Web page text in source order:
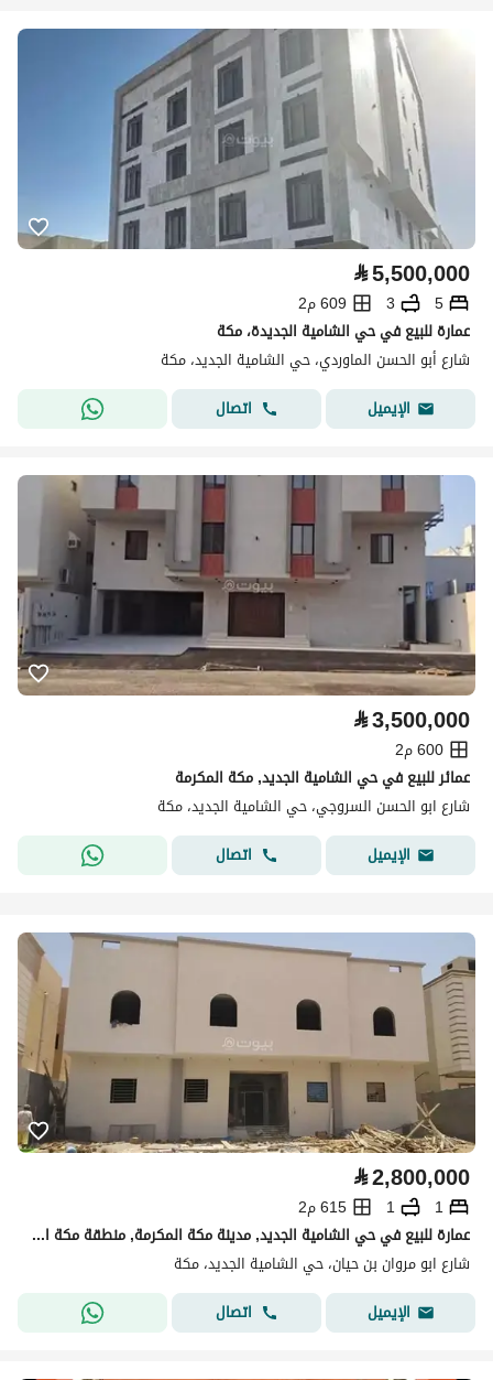
⃁5,500,000
5
3
609 م2
عمارة للبيع في حي الشامية الجديدة، مكة
شارع أبو الحسن الماوردي، حي الشامية الجديد، مكة
الإيميل
اتصال
⃁3,500,000
600 م2
عمائر للبيع في حي الشامية الجديد, مكة المكرمة
شارع ابو الحسن السروجي، حي الشامية الجديد، مكة
الإيميل
اتصال
⃁2,800,000
1
1
615 م2
عمارة للبيع في حي الشامية الجديد, مدينة مكة المكرمة, منطقة مكة المكرمة
شارع ابو مروان بن حيان، حي الشامية الجديد، مكة
الإيميل
اتصال